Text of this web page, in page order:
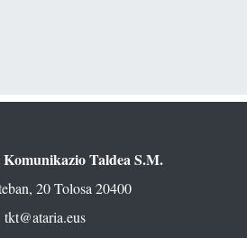
Komunikazio Taldea S.M.
20 Tolosa 20400
tkt@ataria.eus